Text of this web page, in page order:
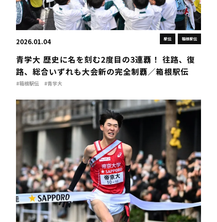
駅伝 箱根駅伝
2026.01.04
青学大 歴史に名を刻む2度目の3連覇！ 往路、復
路、総合いずれも大会新の完全制覇／箱根駅伝
#箱根駅伝 #青学大